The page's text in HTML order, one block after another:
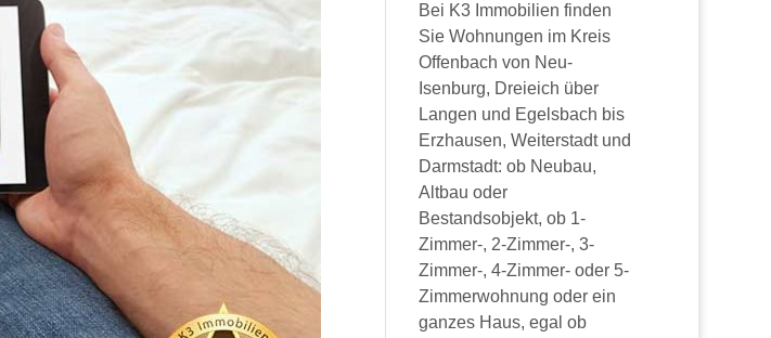
Bei K3 Immobilien finden
Sie Wohnungen im Kreis
Offenbach von Neu-
Isenburg, Dreieich über
Langen und Egelsbach bis
Erzhausen, Weiterstadt und
Darmstadt: ob Neubau,
Altbau oder
Bestandsobjekt, ob 1-
Zimmer-, 2-Zimmer-, 3-
Zimmer-, 4-Zimmer- oder 5-
Zimmerwohnung oder ein
ganzes Haus, egal ob